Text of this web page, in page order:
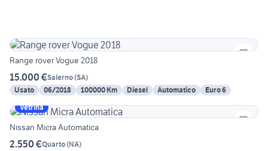
Range rover Vogue 2018
15.000 €Salerno(SA)
Usato
06/2018 100000 Km Diesel Automatico
Euro 6
Vetrina
Nissan Micra Automatica
2.550 €Quarto(NA)